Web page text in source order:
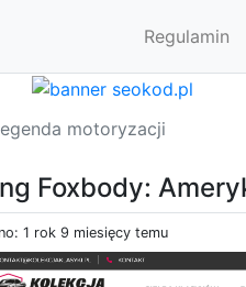
Regulamin
motoryzacji
Foxbody:
1 rok 9 miesięcy temu